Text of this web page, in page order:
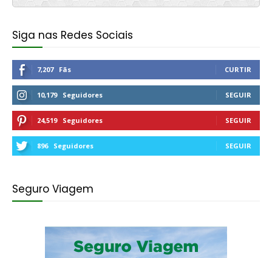
Siga nas Redes Sociais
7,207 Fãs CURTIR
10,179 Seguidores SEGUIR
24,519 Seguidores SEGUIR
896 Seguidores SEGUIR
Seguro Viagem